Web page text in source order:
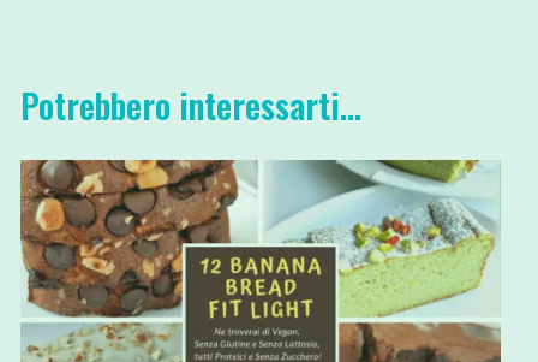
Potrebbero interessarti...